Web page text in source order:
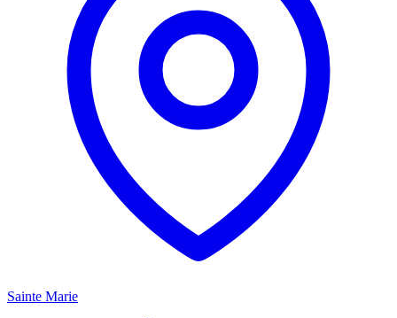
Sainte Marie